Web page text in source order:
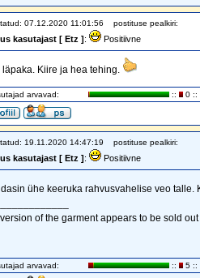
07.12.2020 11:01:56 postituse pealkiri:
kasutajast [ Etz ]: Positiivne
läpaka. Kiire ja hea tehing.
arvavad: :: 0 ::
19.11.2020 14:47:19 postituse pealkiri:
kasutajast [ Etz ]: Positiivne
ühe keeruka rahvusvahelise veo talle.
of the garment appears to be sold
arvavad: :: 5 ::